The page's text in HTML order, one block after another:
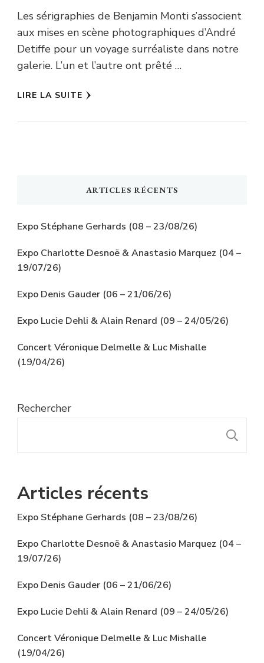
Les sérigraphies de Benjamin Monti s’associent
aux mises en scène photographiques d’André
Detiffe pour un voyage surréaliste dans notre
galerie. L’un et l’autre ont prêté …
LIRE LA SUITE
ARTICLES RÉCENTS
Expo Stéphane Gerhards (08 – 23/08/26)
Expo Charlotte Desnoë & Anastasio Marquez (04 –
19/07/26)
Expo Denis Gauder (06 – 21/06/26)
Expo Lucie Dehli & Alain Renard (09 – 24/05/26)
Concert Véronique Delmelle & Luc Mishalle
(19/04/26)
Rechercher
Articles récents
Expo Stéphane Gerhards (08 – 23/08/26)
Expo Charlotte Desnoë & Anastasio Marquez (04 –
19/07/26)
Expo Denis Gauder (06 – 21/06/26)
Expo Lucie Dehli & Alain Renard (09 – 24/05/26)
Concert Véronique Delmelle & Luc Mishalle
(19/04/26)